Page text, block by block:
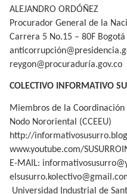
ALEJANDRO ORDÓÑEZ
Procurador General de la
Carrera 5 No.15 – 80F Bogotá
reygon@procuraduría.gov.co
COLECTIVO INFORMATIVO
Miembros de la Coordinación
Nodo Nororiental (CCEEU)
http://
www.youtube.com/
E-MAIL:
Universidad Industrial de